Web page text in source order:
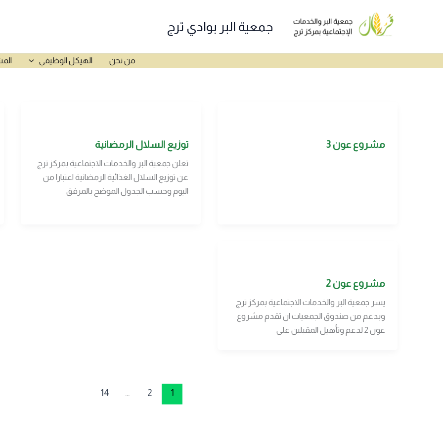
جمعية البر بوادي ترج
من نحن الهيكل الوظيفي
مشروع عون 3 توزيع السلال الرمضانية
تعلن جمعية البر والخدمات الاجتماعية بمركز ترج
عن توزيع السلال الغذائية الرمضانية اعتبارا من
اليوم وحسب الجدول الموضح بالمرفق
مشروع عون 2
يسر جمعية البر والخدمات الاجتماعية بمركز ترج
وبدعم من صندوق الجمعيات ان تقدم مشروع
عون 2 لدعم وتأهيل المقبلين على
1
2
…
14